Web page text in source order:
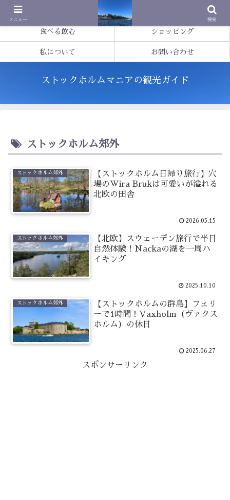
ストックホルムマニアの観光ガイド
食べる飲む ショッピング
私について お問い合わせ
ストックホルム郊外
ストックホルム郊外
【ストックホルム日帰り旅行】穴
場のWira Brukは可愛いが溢れる
北欧の田舎
2026.05.15
ストックホルム郊外
【北欧】スウェーデン旅行で半日
自然体験！Nackaの湖を一周ハ
イキング
2025.10.10
ストックホルム郊外
【ストックホルムの群島】フェリ
ーで1時間！Vaxholm（ヴァクス
ホルム）の休日
2025.06.27
スポンサーリンク
メニュー 検索